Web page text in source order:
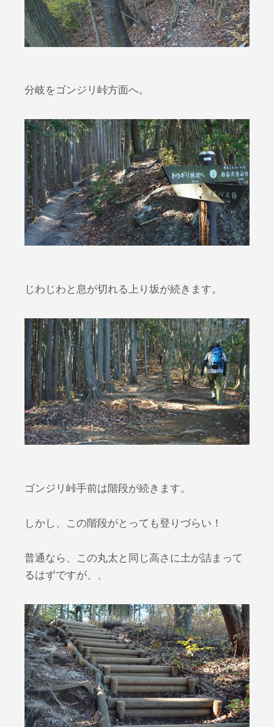
分岐をゴンジリ峠方面へ。
じわじわと息が切れる上り坂が続きます。
ゴンジリ峠手前は階段が続きます。
しかし、この階段がとっても登りづらい！
普通なら、この丸太と同じ高さに土が詰まって
るはずですが、、